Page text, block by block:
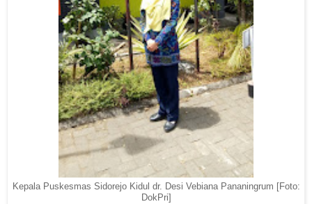
Kepala Puskesmas Sidorejo Kidul dr. Desi Vebiana Pananingrum [Foto:
DokPri]